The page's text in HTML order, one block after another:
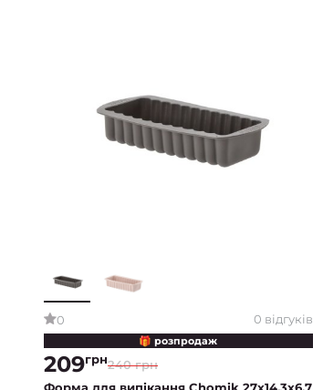
0 0 відгуків
🎁 розпродаж
240 грн
209грн